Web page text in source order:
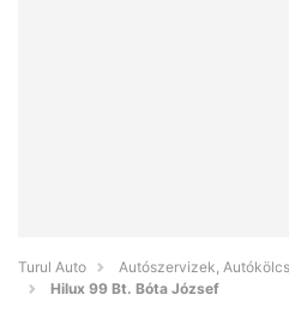
Turul Auto
Autószervizek,
Hilux 99 Bt. Bóta József